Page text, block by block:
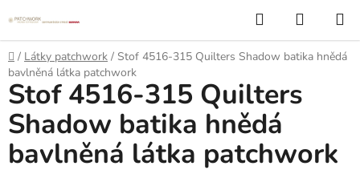
na
obsah
Hledat
KOŠÍK
Domů
/ Látky patchwork / Stof 4516-315 Quilters Shadow batika hnědá
bavlněná látka patchwork
Stof 4516-315 Quilters
Shadow batika hnědá
bavlněná látka patchwork